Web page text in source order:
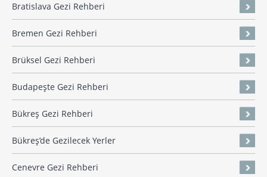
Bratislava Gezi Rehberi
Bremen Gezi Rehberi
Brüksel Gezi Rehberi
Budapeşte Gezi Rehberi
Bükreş Gezi Rehberi
Bükreş’de Gezilecek Yerler
Cenevre Gezi Rehberi